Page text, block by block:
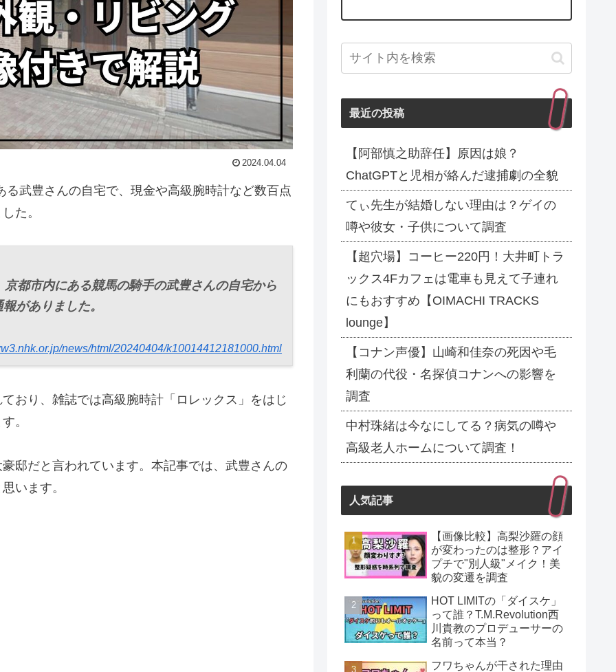
2024.04.04
武豊さんの自宅で、現金や高級腕時計など数百点
た。
都市内にある競馬の騎手の武豊さんの自宅から
がありました。
news/html/20240404/k10014412181000.html
おり、雑誌では高級腕時計「ロレックス」をはじ
。
邸だと言われています。本記事では、武豊さんの
います。
最近の投稿
【阿部慎之助辞任】原因は娘？
ChatGPTと児相が絡んだ逮捕劇の全貌
てぃ先生が結婚しない理由は？ゲイの
噂や彼女・子供について調査
【超穴場】コーヒー220円！大井町トラ
ックス4Fカフェは電車も見えて子連れ
にもおすすめ【OIMACHI TRACKS
lounge】
【コナン声優】山崎和佳奈の死因や毛
利蘭の代役・名探偵コナンへの影響を
調査
中村珠緒は今なにしてる？病気の噂や
高級老人ホームについて調査！
人気記事
【画像比較】高梨沙羅の顔
が変わったのは整形？アイ
プチで"別人級"メイク！美
貌の変遷を調査
HOT LIMITの「ダイスケ」
って誰？T.M.Revolution西
川貴教のプロデューサーの
名前って本当？
フワちゃんが干された理由